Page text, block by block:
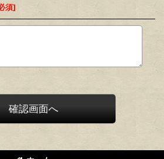
須]
確認画面へ